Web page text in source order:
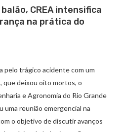
CREA intensifica
na prática do
pelo trágico acidente com um
que deixou oito mortos, o
e Agronomia do Rio Grande
uma reunião emergencial na
o objetivo de discutir avanços